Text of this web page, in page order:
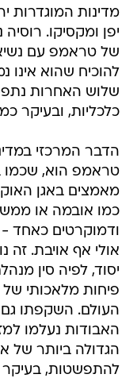
מדינות המוגדרות
יפן ומקסיקו.
של טראמפ עם
להוכיח שהוא אינו
שלוש האחרות
כלכליות, ובעיקר
הדבר המרכזי
טראמפ הוא, שכמו
מאמצים באגן
כמו אובמה או
ודמוקרטים כאחד -
אולי אף אויבת.
יסוד, לפיה סין
פיחות מלאכותי של
העולם. השקפתו
האבודות נעלמו
הגדולה ביותר של
להתפשטות, בעיקר